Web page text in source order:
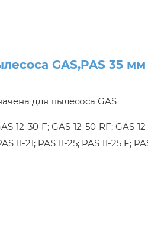
GAS,PAS 35 мм
для пылесоса GAS
12-30 F; GAS 12-50 RF; GAS
21; PAS 11-25; PAS 11-25 F;